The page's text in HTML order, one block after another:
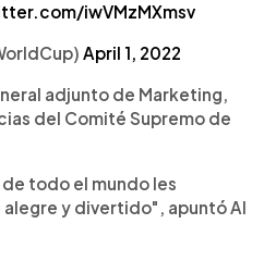
iwVMzMXmsv
April 1, 2022
adjunto de Marketing,
del Comité Supremo de
todo el mundo les
y divertido", apuntó Al